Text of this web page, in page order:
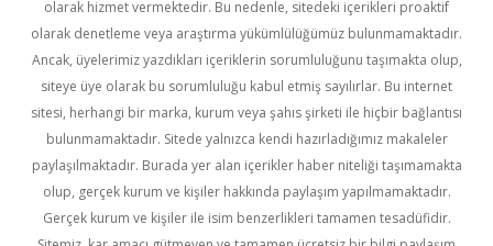
olarak hizmet vermektedir. Bu nedenle, sitedeki içerikleri proaktif
olarak denetleme veya araştırma yükümlülüğümüz bulunmamaktadır.
Ancak, üyelerimiz yazdıkları içeriklerin sorumluluğunu taşımakta olup,
siteye üye olarak bu sorumluluğu kabul etmiş sayılırlar. Bu internet
sitesi, herhangi bir marka, kurum veya şahıs şirketi ile hiçbir bağlantısı
bulunmamaktadır. Sitede yalnızca kendi hazırladığımız makaleler
paylaşılmaktadır. Burada yer alan içerikler haber niteliği taşımamakta
olup, gerçek kurum ve kişiler hakkında paylaşım yapılmamaktadır.
Gerçek kurum ve kişiler ile isim benzerlikleri tamamen tesadüfidir.